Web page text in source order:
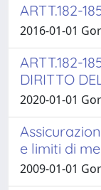
ARTT.182-
2016-01-01
ARTT.182-
DIRITTO
2020-01-01
e limiti di
2009-01-01